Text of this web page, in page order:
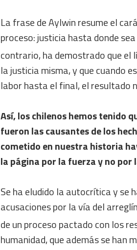
La frase de Aylwin resume el
proceso: justicia hasta donde
contrario, ha demostrado que el
la justicia misma, y que cuando
labor hasta el final, el resultado
Así, los chilenos hemos tenido
fueron las causantes de los
cometido en nuestra historia
la página por la fuerza y no por
Se ha eludido la autocrítica y se
acusaciones por la vía del
de un proceso pactado con los
humanidad, que además se